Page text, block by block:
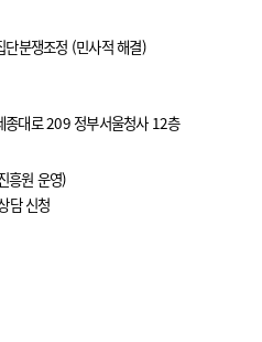
단분쟁조정 (민사적 해결)
대로 209 정부서울청사 12층
흥원 운영)
담 신청